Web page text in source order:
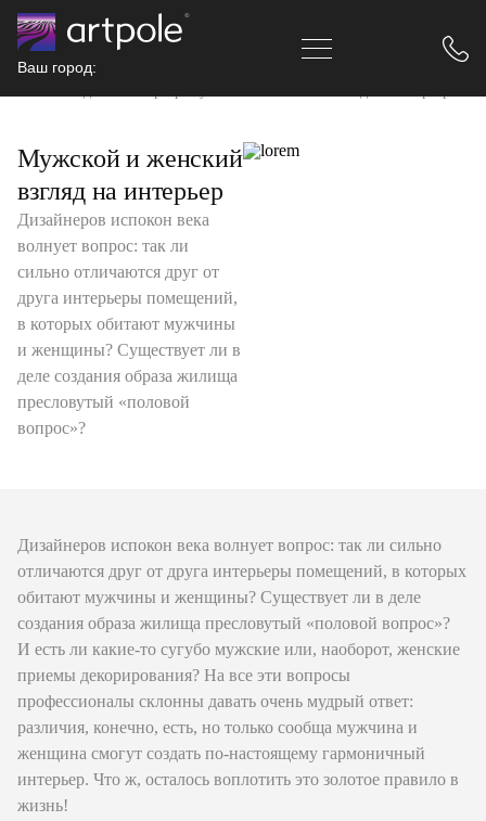
Ваш город:
Мужской и женский
взгляд на интерьер
Дизайнеров испокон века
волнует вопрос: так ли
сильно отличаются друг от
друга интерьеры помещений,
в которых обитают мужчины
и женщины? Существует ли в
деле создания образа жилища
пресловутый «половой
вопрос»?
Дизайнеров испокон века волнует вопрос: так ли сильно
отличаются друг от друга интерьеры помещений, в которых
обитают мужчины и женщины? Существует ли в деле
создания образа жилища пресловутый «половой вопрос»?
И есть ли какие-то сугубо мужские или, наоборот, женские
приемы декорирования? На все эти вопросы
профессионалы склонны давать очень мудрый ответ:
различия, конечно, есть, но только сообща мужчина и
женщина смогут создать по-настоящему гармоничный
интерьер. Что ж, осталось воплотить это золотое правило в
жизнь!